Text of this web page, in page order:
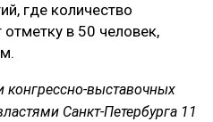
где количество
в 50 человек,
конгрессно-выставочных
Санкт-Петербурга 11